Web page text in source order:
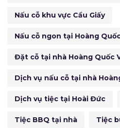
Nấu cỗ khu vực Cầu Giấy
Nấu cỗ ngon tại Hoàng
Đặt cỗ tại nhà Hoàng Quốc
Dịch vụ nấu cỗ tại nhà
Dịch vụ tiệc tại Hoài Đức
Tiệc BBQ tại nhà Tiệc